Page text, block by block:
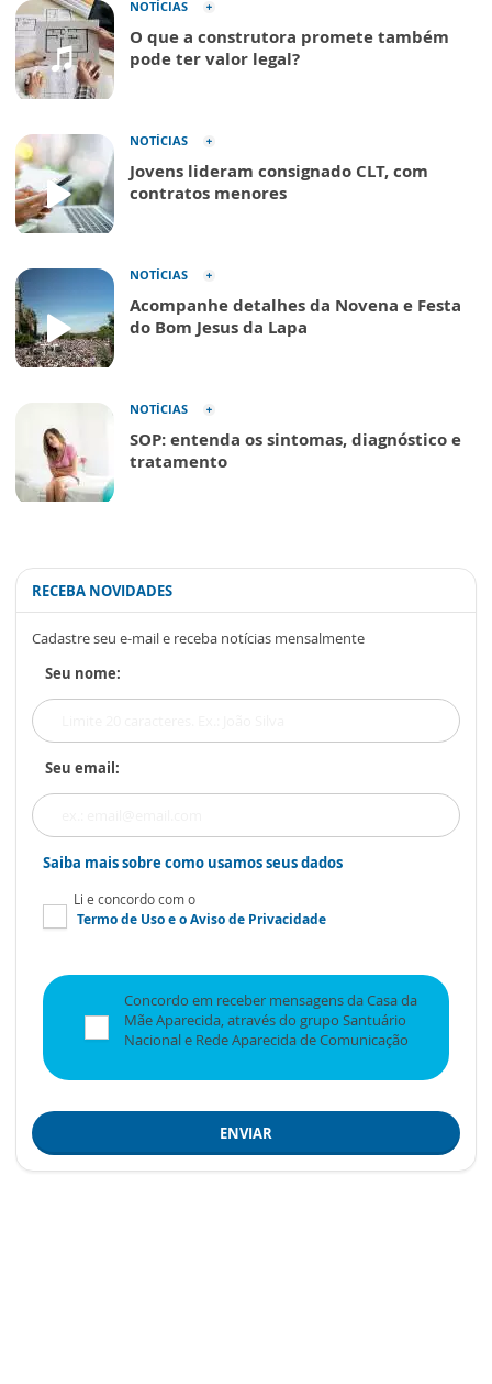
NOTÍCIAS
O que a construtora promete também
pode ter valor legal?
NOTÍCIAS
Jovens lideram consignado CLT, com
contratos menores
NOTÍCIAS
Acompanhe detalhes da Novena e Festa
do Bom Jesus da Lapa
NOTÍCIAS
SOP: entenda os sintomas, diagnóstico e
tratamento
RECEBA NOVIDADES
Cadastre seu e-mail e receba notícias mensalmente
Seu nome:
Seu email:
Saiba mais sobre como usamos seus dados
Li e concordo com o
Termo de Usoe oAviso de Privacidade
Concordo em receber mensagens da Casa da
Mãe Aparecida, através do grupo Santuário
Nacional e Rede Aparecida de Comunicação
ENVIAR